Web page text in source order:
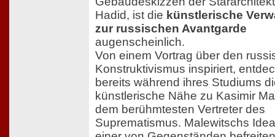
Hadid, ist die künstlerische
zur russischen Avantgarde
augenscheinlich.
Von einem Vortrag über den
Konstruktivismus inspiriert,
bereits während ihres Studiums
künstlerische Nähe zu Kasimir
dem berühmtesten Vertreter des
Suprematismus. Malewitschs